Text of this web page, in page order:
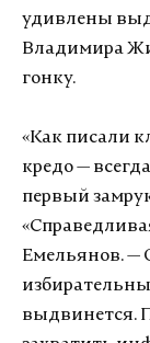
удивлены
Владимира
гонку.
«Как писали
кредо —
первый
Емельянов. —
выдвинется.